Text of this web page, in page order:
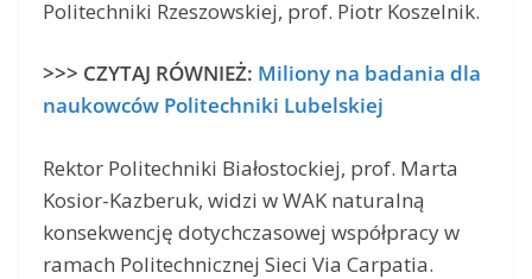
Politechniki Rzeszowskiej, prof. Piotr Koszelnik.
>>> CZYTAJ RÓWNIEŻ: Miliony na badania dla
naukowców Politechniki Lubelskiej
Rektor Politechniki Białostockiej, prof. Marta
Kosior-Kazberuk, widzi w WAK naturalną
konsekwencję dotychczasowej współpracy w
ramach Politechnicznej Sieci Via Carpatia.